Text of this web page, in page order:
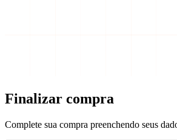
Finalizar compra
Complete sua compra preenchendo seus